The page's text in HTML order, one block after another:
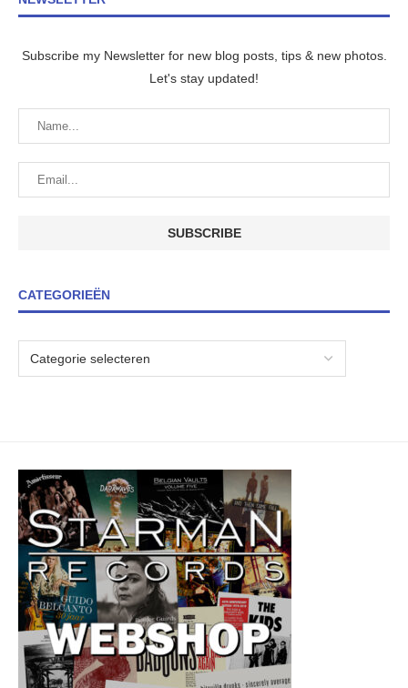
Subscribe my Newsletter for new blog posts, tips & new photos.
Let's stay updated!
CATEGORIEËN